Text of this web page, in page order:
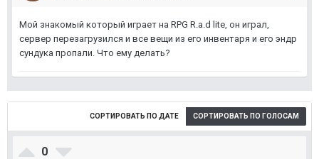
Мой знакомый который играет на RPG R.a.d lite, он играл,
сервер перезагрузился и все вещи из его инвентаря и его эндр
сундука пропали. Что ему делать?
СОРТИРОВАТЬ ПО ГОЛОСАМ
СОРТИРОВАТЬ ПО ДАТЕ
0